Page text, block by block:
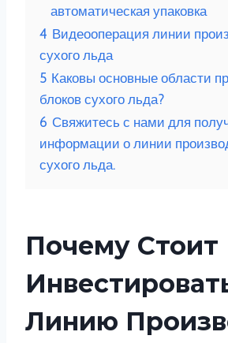
автоматическая упаковка
4 Видеооперация линии
сухого льда
5 Каковы основные области
блоков сухого льда?
6 Свяжитесь с нами для
информации о линии
сухого льда.
Почему Стоит
Линию